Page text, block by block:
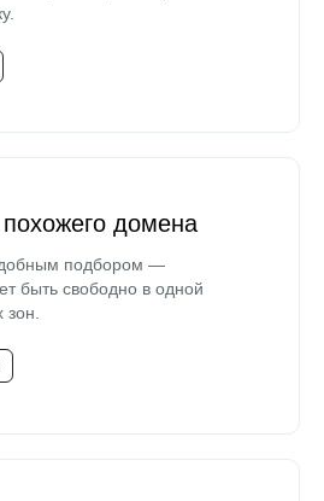
похожего домена
подбором —
быть свободно в одной